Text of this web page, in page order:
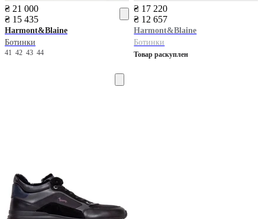
₴ 21 000
₴ 15 435
Harmont&Blaine
Ботинки
41 42 43 44
₴ 17 220
₴ 12 657
Harmont&Blaine
Ботинки
Товар раскуплен